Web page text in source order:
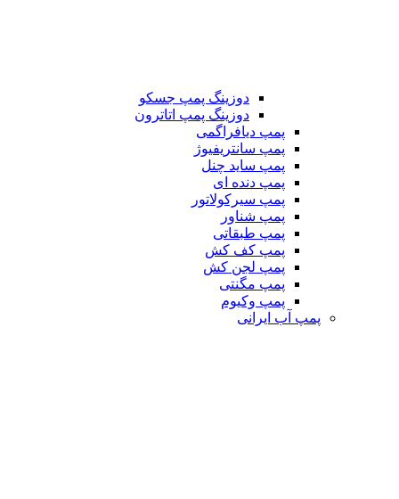
دوزینگ پمپ جسکو
دوزینگ پمپ اتاترون
پمپ دیافراگمی
پمپ سانتریفیوژ
پمپ ساید چنل
پمپ دنده ای
پمپ سیرکولاتور
پمپ شناور
پمپ طبقاتی
پمپ کف کش
پمپ لجن کش
پمپ مگنتی
پمپ وکیوم
پمپ آب ایرانی